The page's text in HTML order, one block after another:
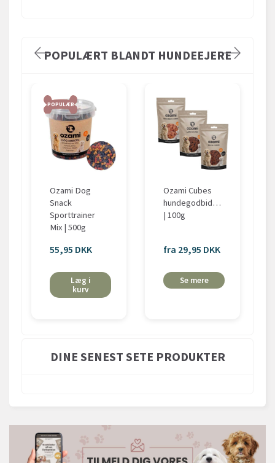
POPULÆRT BLANDT HUNDEEJERE
POPULÆR
Ozami Dog
Snack
Sporttrainer
Mix | 500g
55,95 DKK
Læg i
kurv
Ozami Cubes
hundegodbidder
| 100g
fra 29,95 DKK
Se mere
DINE SENEST SETE PRODUKTER